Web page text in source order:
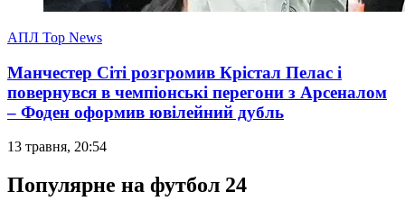
АПЛ Top News
Манчестер Сіті розгромив Крістал Пелас і
повернувся в чемпіонські перегони з Арсеналом
– Фоден оформив ювілейний дубль
13 травня, 20:54
Популярне на футбол 24